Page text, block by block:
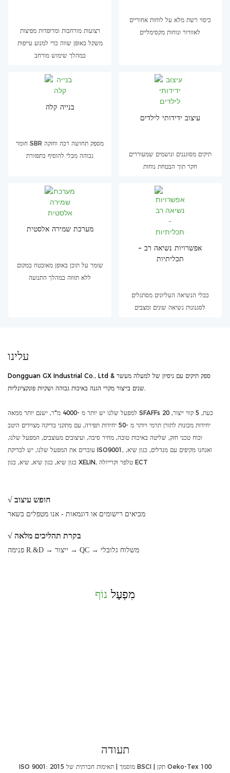
רצועות מורחבות ומרופדות מפיצות
משקל באופן שווה כדי למנוע עייפות
במהלך שימוש מורחב
כיסוי רשת מלא על לוחות אחוריים
לאוורור ונוחות מקסימליים
בנייה קלה
חומר SBR מספק תחושה רכה וחזקה
גבוהה מבלי להוסיף בתפזורת
עיצוב ידידותי לילדים
תיקים מסוגננים ונושמים שמעוררים
חקר תוך הבטחת נוחות
מערכת שמירה אלסטית
שומר על תוכן באופן מאובטח במקום
ללא תזוזה במהלך התנועה
אפשרויות נשיאה רב -
תכליתיות
כבלי הנשיאה העליונים מסתגלים
לסגנונות נשיאה שונים ומצבים
עלינו
Dongguan GX Industrial Co., Ltd & ספק תיקים עם ניסיון של למעלה מעשר
שנים בייצור מקרי הגנה באיכות גבוהה ושקיות פונקציונליות.
למפעל שלנו יש יותר מ -4000 מ"ר, ישנם יותר ממאה SFAFFs כעת, 5 קווי ייצור, 20
יחידות מכונות לתורן תרמי ויותר מ -50 יחידות תפירה, עם מתקני בדיקה מצוידים היטב
וכוח טכני חזק, שליטה באיכות טובה, מחיר סיבה, ועיצובים מעוצבים, המפעל שלנו,
עוברים את המפעל שלנו, יש לבדיקת ISO9001, ואנחנו מקיפים עם מנדלים, כגון שיא,
כגון שיא, כגון שיא, שיא, כגון XELIN, טלפר וקרייולה ECT
√ חופש עיצוב
מביאים רישומים או דוגמאות - אנו מטפלים בשאר
√ בקרת תהליכים מלאה
פנימה R.&D → ייצור → QC → משלוח גלובלי
מִפְעָל נוֹף
תעודה
ISO 9001: 2015 מוסמך | תאימות חברתית של BSCI | תקן Oeko-Tex 100